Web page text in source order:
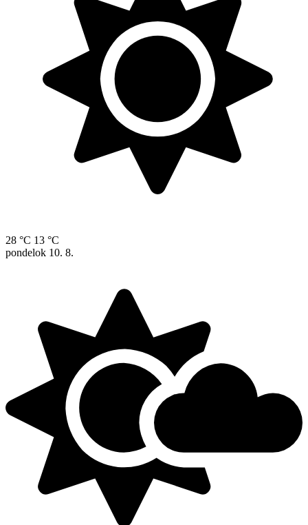
28 °C 13 °C
pondelok 10. 8.